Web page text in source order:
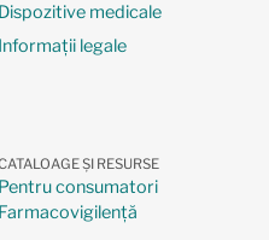
Dispozitive medicale
Informații legale
ȘI RESURSE
Pentru consumatori
Farmacovigilenţă